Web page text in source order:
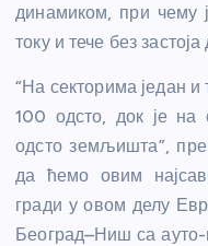
динамиком, при чему
току и тече без
“На секторима један и
100 одсто, док је на
одсто земљишта”,
да ћемо овим
гради у овом делу
Београд–Ниш са